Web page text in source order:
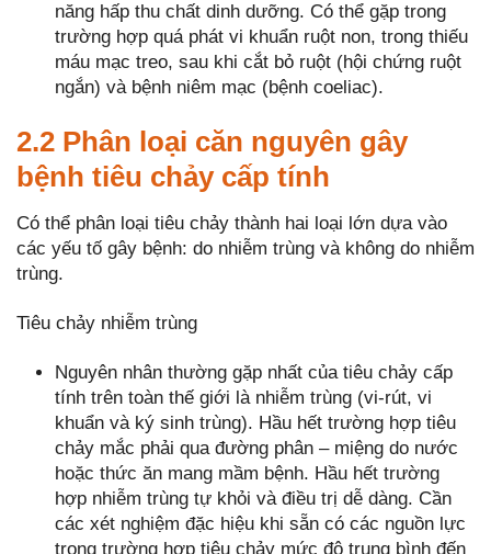
năng hấp thu chất dinh dưỡng. Có thể gặp trong
trường hợp quá phát vi khuẩn ruột non, trong thiếu
máu mạc treo, sau khi cắt bỏ ruột (hội chứng ruột
ngắn) và bệnh niêm mạc (bệnh coeliac).
2.2 Phân loại căn nguyên gây
bệnh tiêu chảy cấp tính
Có thể phân loại tiêu chảy thành hai loại lớn dựa vào
các yếu tố gây bệnh: do nhiễm trùng và không do nhiễm
trùng.
Tiêu chảy nhiễm trùng
Nguyên nhân thường gặp nhất của tiêu chảy cấp
tính trên toàn thế giới là nhiễm trùng (vi-rút, vi
khuẩn và ký sinh trùng). Hầu hết trường hợp tiêu
chảy mắc phải qua đường phân – miệng do nước
hoặc thức ăn mang mầm bệnh. Hầu hết trường
hợp nhiễm trùng tự khỏi và điều trị dễ dàng. Cần
các xét nghiệm đặc hiệu khi sẵn có các nguồn lực
trong trường hợp tiêu chảy mức độ trung bình đến